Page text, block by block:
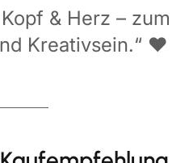
& Herz – zum
Kreativsein.“ ❤️